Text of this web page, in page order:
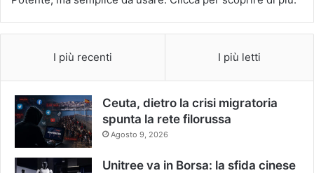
I più recenti I più letti
Ceuta, dietro la crisi migratoria
spunta la rete filorussa
Agosto 9, 2026
Unitree va in Borsa: la sfida cinese